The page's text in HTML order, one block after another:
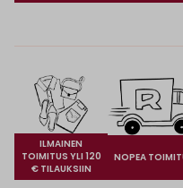
ILMAINEN
TOIMITUS YLI 120
€ TILAUKSIIN
NOPEA